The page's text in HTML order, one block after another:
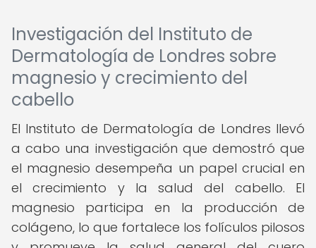
Investigación del Instituto de
Dermatología de Londres sobre
magnesio y crecimiento del
cabello
El Instituto de Dermatología de Londres llevó
a cabo una investigación que demostró que
el magnesio desempeña un papel crucial en
el crecimiento y la salud del cabello. El
magnesio participa en la producción de
colágeno, lo que fortalece los folículos pilosos